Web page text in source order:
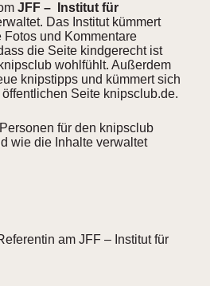
JFF – Institut für
Das Institut kümmert
und Kommentare
die Seite kindgerecht ist
wohlfühlt. Außerdem
knipstipps und kümmert sich
Seite knipsclub.de.
für den knipsclub
wie die Inhalte verwaltet
am JFF – Institut für